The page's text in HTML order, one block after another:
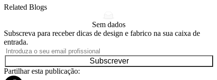
Related Blogs
Sem dados
Subscreva para receber dicas de design e fabrico na sua caixa de
entrada.
Subscrever
Partilhar esta publicação: